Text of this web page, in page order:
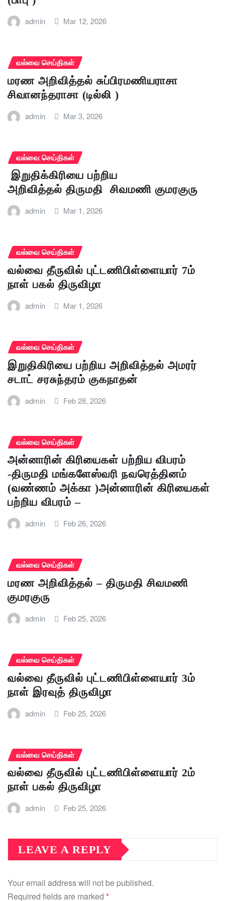
admin Mar 12, 2026
வல்வை செய்திகள்
மரண அறிவித்தல் சுப்பிரமணியராசா
சிவானந்தராசா (டில்லி )
admin Mar 3, 2026
வல்வை செய்திகள்
இறுதிக்கிரியை பற்றிய
அறிவித்தல் திருமதி சிவமணி குமரகுரு
admin Mar 1, 2026
வல்வை செய்திகள்
வல்வை தீருவில் புட்டணிபிள்ளையார் 7ம்
நாள் பகல் திருவிழா
admin Mar 1, 2026
வல்வை செய்திகள்
இறுதிகிரியை பற்றிய அறிவித்தல் அமரர்
சடாட் சரசுந்தரம் குகநாதன்
admin Feb 28, 2026
வல்வை செய்திகள்
அன்னாரின் கிரியைகள் பற்றிய விபரம்
-திருமதி மங்களேஸ்வரி நவரெத்தினம்
(வண்ணம் அக்கா )அன்னாரின் கிரியைகள்
பற்றிய விபரம் –
admin Feb 26, 2026
வல்வை செய்திகள்
மரண அறிவித்தல் – திருமதி சிவமணி
குமரகுரு
admin Feb 25, 2026
வல்வை செய்திகள்
வல்வை தீருவில் புட்டணிபிள்ளையார் 3ம்
நாள் இரவுத் திருவிழா
admin Feb 25, 2026
வல்வை செய்திகள்
வல்வை தீருவில் புட்டணிபிள்ளையார் 2ம்
நாள் பகல் திருவிழா
admin Feb 25, 2026
LEAVE A REPLY
Your email address will not be published.
Required fields are marked *